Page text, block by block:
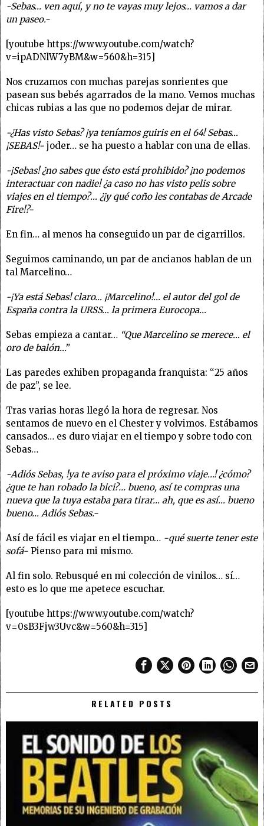
-Sebas… ven aquí, y no te vayas muy lejos… vamos a dar
un paseo.-
[youtube https://www.youtube.com/watch?
v=ipADNlW7yBM&w=560&h=315]
Nos cruzamos con muchas parejas sonrientes que
pasean sus bebés agarrados de la mano. Vemos muchas
chicas rubias a las que no podemos dejar de mirar.
-¿Has visto Sebas? ¡ya teníamos guiris en el 64! Sebas…
¡SEBAS!- joder… se ha puesto a hablar con una de ellas.
-¡Sebas! ¿no sabes que ésto está prohibido? ¡no podemos
interactuar con nadie! ¿a caso no has visto pelis sobre
viajes en el tiempo?… ¿¡y qué coño les contabas de Arcade
Fire!?-
En fin… al menos ha conseguido un par de cigarrillos.
Seguimos caminando, un par de ancianos hablan de un
tal Marcelino…
-¡Ya está Sebas! claro… ¡Marcelino!… el autor del gol de
España contra la URSS… la primera Eurocopa…
Sebas empieza a cantar… “Que Marcelino se merece… el
oro de balón…”
Las paredes exhiben propaganda franquista: “25 años
de paz”, se lee.
Tras varias horas llegó la hora de regresar. Nos
sentamos de nuevo en el Chester y volvimos. Estábamos
cansados… es duro viajar en el tiempo y sobre todo con
Sebas…
-Adiós Sebas, !ya te aviso para el próximo viaje…! ¿cómo?
¿que te han robado la bici?… bueno, así te compras una
nueva que la tuya estaba para tirar… ah, que es así… bueno
bueno… Adiós Sebas.-
Así de fácil es viajar en el tiempo… -qué suerte tener este
sofá- Pienso para mi mismo.
Al fin solo. Rebusqué en mi colección de vinilos… sí…
esto es lo que me apetece escuchar.
[youtube https://www.youtube.com/watch?
v=0sB3Fjw3Uvc&w=560&h=315]
RELATED POSTS